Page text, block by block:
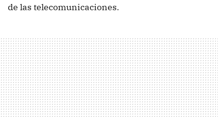
de las telecomunicaciones.